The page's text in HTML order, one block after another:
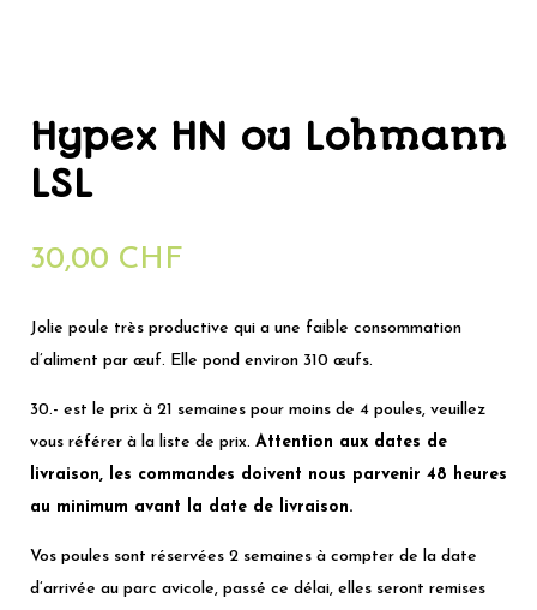
Hypex HN ou Lohmann
LSL
30,00 CHF
Jolie poule très productive qui a une faible consommation
d’aliment par œuf. Elle pond environ 310 œufs.
30.- est le prix à 21 semaines pour moins de 4 poules, veuillez
vous référer à la liste de prix. Attention aux dates de
livraison, les commandes doivent nous parvenir 48 heures
au minimum avant la date de livraison.
Vos poules sont réservées 2 semaines à compter de la date
d’arrivée au parc avicole, passé ce délai, elles seront remises